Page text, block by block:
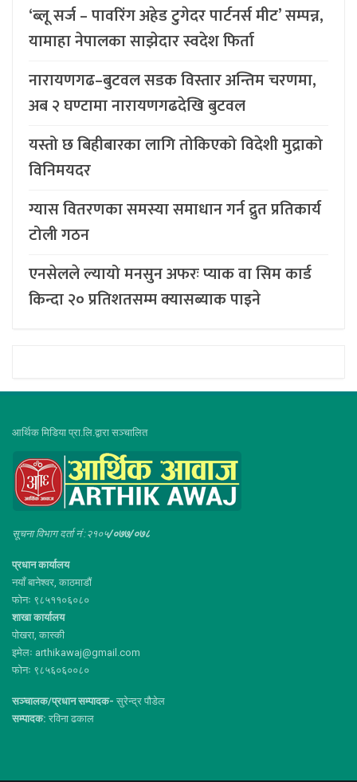
‘ब्लू सर्ज – पावरिंग अहेड टुगेदर पार्टनर्स मीट’ सम्पन्न,
यामाहा नेपालका साझेदार स्वदेश फिर्ता
नारायणगढ–बुटवल सडक विस्तार अन्तिम चरणमा,
अब २ घण्टामा नारायणगढदेखि बुटवल
यस्तो छ बिहीबारका लागि तोकिएको विदेशी मुद्राको
विनिमयदर
ग्यास वितरणका समस्या समाधान गर्न द्रुत प्रतिकार्य
टोली गठन
एनसेलले ल्यायो मनसुन अफरः प्याक वा सिम कार्ड
किन्दा २० प्रतिशतसम्म क्यासब्याक पाइने
आर्थिक मिडिया प्रा.लि.द्वारा सञ्चालित
सूचना विभाग दर्ता नं :२१०५/०७७/०७८
प्रधान कार्यालय
नयाँ बानेश्वर, काठमाडौं
फोनः ९८५११०६०८०
शाखा कार्यालय
पोखरा, कास्की
इमेलः arthikawaj@gmail.com
फोनः ९८५६०६००८०
सञ्चालक/प्रधान सम्पादक- सुरेन्द्र पौडेल
सम्पादक: रविना ढकाल